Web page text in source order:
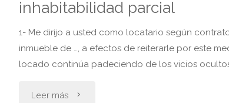
la
inhabitabilidad parcial
1- Me dirijo a usted como locatario según
inmueble de …, a efectos de reiterarle por este
locado continúa padeciendo de los vicios ocultos:
Leer más "Locatario